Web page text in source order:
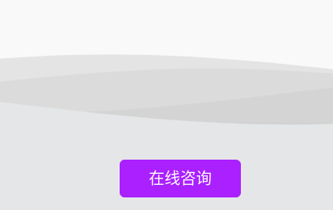
在线咨询